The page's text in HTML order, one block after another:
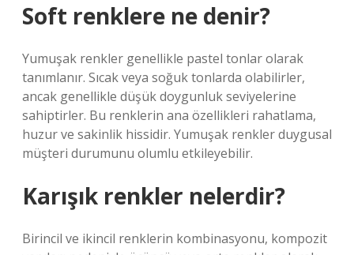
Soft renklere ne denir?
Yumuşak renkler genellikle pastel tonlar olarak
tanımlanır. Sıcak veya soğuk tonlarda olabilirler,
ancak genellikle düşük doygunluk seviyelerine
sahiptirler. Bu renklerin ana özellikleri rahatlama,
huzur ve sakinlik hissidir. Yumuşak renkler duygusal
müşteri durumunu olumlu etkileyebilir.
Karışık renkler nelerdir?
Birincil ve ikincil renklerin kombinasyonu, kompozit